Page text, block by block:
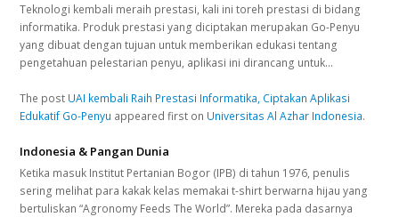
Teknologi kembali meraih prestasi, kali ini toreh prestasi di bidang
informatika. Produk prestasi yang diciptakan merupakan Go-Penyu
yang dibuat dengan tujuan untuk memberikan edukasi tentang
pengetahuan pelestarian penyu, aplikasi ini dirancang untuk…
The post UAI kembali Raih Prestasi Informatika, Ciptakan Aplikasi
Edukatif Go-Penyu appeared first on Universitas Al Azhar Indonesia.
Indonesia & Pangan Dunia
Ketika masuk Institut Pertanian Bogor (IPB) di tahun 1976, penulis
sering melihat para kakak kelas memakai t-shirt berwarna hijau yang
bertuliskan “Agronomy Feeds The World”. Mereka pada dasarnya